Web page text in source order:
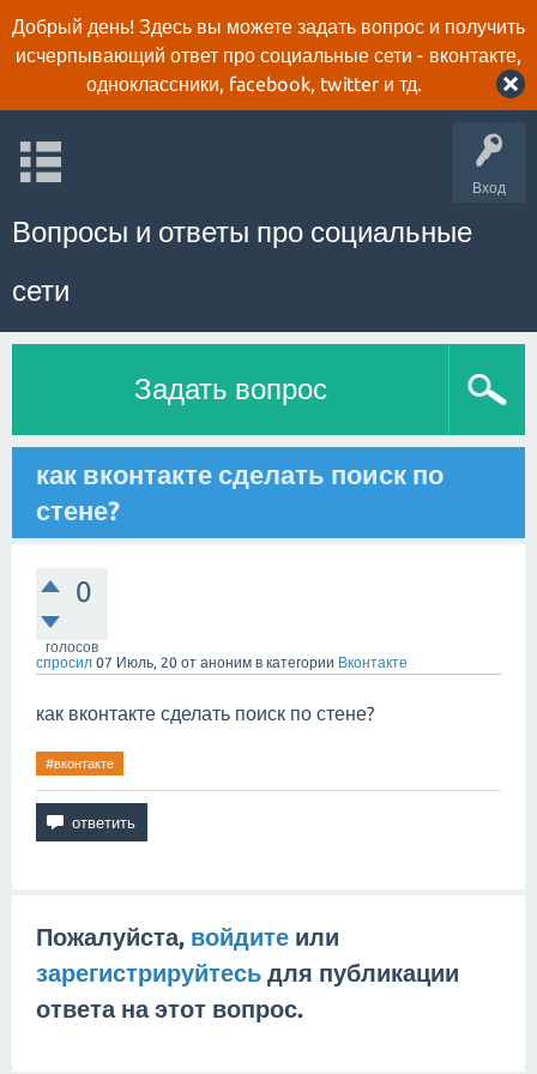
Добрый день! Здесь вы можете задать вопрос и получить
исчерпывающий ответ про социальные сети - вконтакте,
одноклассники, facebook, twitter и тд.
Вход
Вопросы и ответы про социальные
сети
Задать вопрос
как вконтакте сделать поиск по
стене?
0
голосов
спросил 07 Июль, 20 от аноним в категории Вконтакте
как вконтакте сделать поиск по стене?
#вконтакте
Пожалуйста, войдите или
зарегистрируйтесь для публикации
ответа на этот вопрос.